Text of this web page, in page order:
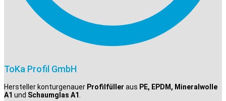
ToKa Profil GmbH
Hersteller konturgenauer Profilfüller aus PE, EPDM, Mineralwolle
A1 und Schaumglas A1